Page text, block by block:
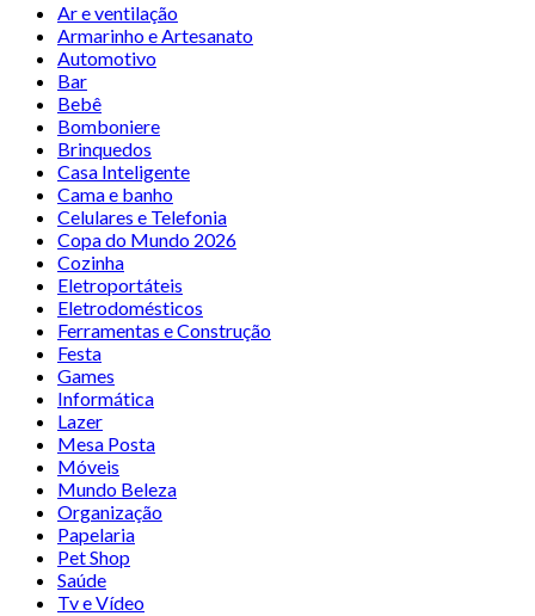
Ar e ventilação
Armarinho e Artesanato
Automotivo
Bar
Bebê
Bomboniere
Brinquedos
Casa Inteligente
Cama e banho
Celulares e Telefonia
Copa do Mundo 2026
Cozinha
Eletroportáteis
Eletrodomésticos
Ferramentas e Construção
Festa
Games
Informática
Lazer
Mesa Posta
Móveis
Mundo Beleza
Organização
Papelaria
Pet Shop
Saúde
Tv e Vídeo